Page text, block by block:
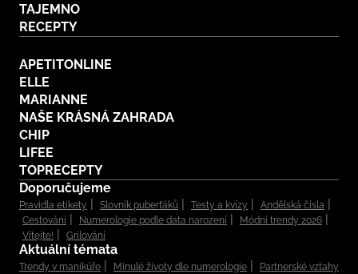
TAJEMNO
RECEPTY
APETITONLINE
ELLE
MARIANNE
NAŠE KRÁSNÁ ZAHRADA
CHIP
LIFEE
TOPRECEPTY
Doporučujeme
Pravidla etikety Slovník puberťáků Testy a kvízy
Andělská čísla
Cestování
Numerologie podle data narození
Módní trendy 2026
Vítejte!
Grilování
Aktuální témata
Trendy v manikúře Minulé životy dle numerologie
Partnerské vztahy